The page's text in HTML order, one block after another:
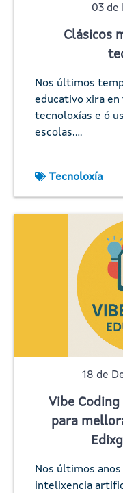
03 de
Clásicos
Nos últimos
educativo xira en
tecnoloxías e ó
escolas.…
Tecnoloxía
18 de
Vibe
para
Nos últimos
intelixencia